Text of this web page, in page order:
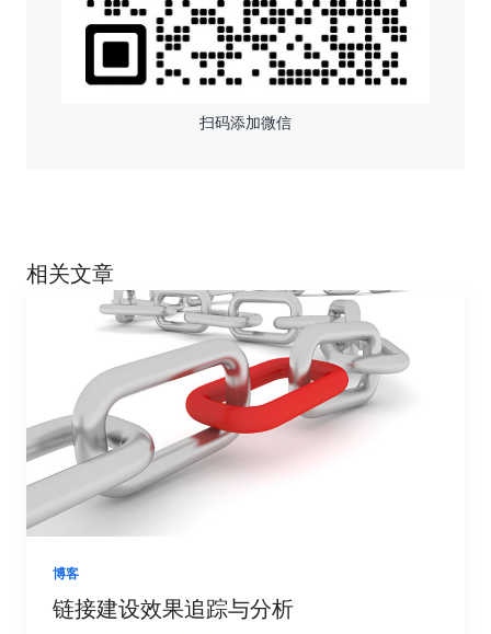
扫码添加微信
相关文章
博客
链接建设效果追踪与分析